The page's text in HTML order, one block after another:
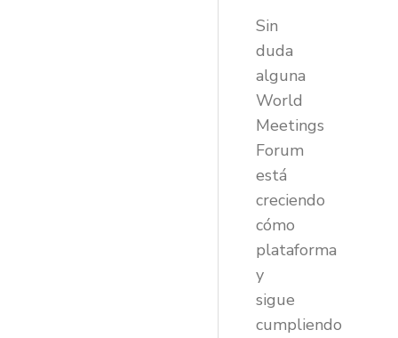
Sin
duda
alguna
World
Meetings
Forum
está
creciendo
cómo
plataforma
y
sigue
cumpliendo